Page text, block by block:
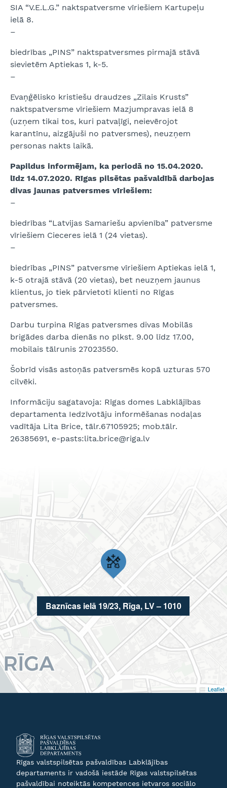
SIA “V.E.L.G.” naktspatversme vīriešiem Kartupeļu
ielā 8.
–
biedrības „PINS” naktspatversmes pirmajā stāvā
sievietēm Aptiekas 1, k-5.
–
Evaņģēlisko kristiešu draudzes „Zilais Krusts”
naktspatversme vīriešiem Mazjumpravas ielā 8
(uzņem tikai tos, kuri patvaļīgi, neievērojot
karantīnu, aizgājuši no patversmes), neuzņem
personas nakts laikā.
Papildus informējam, ka periodā no 15.04.2020.
līdz 14.07.2020. Rīgas pilsētas pašvaldībā darbojas
divas jaunas patversmes vīriešiem:
–
biedrības “Latvijas Samariešu apvienība” patversme
vīriešiem Cieceres ielā 1 (24 vietas).
–
biedrības „PINS” patversme vīriešiem Aptiekas ielā 1,
k-5 otrajā stāvā (20 vietas), bet neuzņem jaunus
klientus, jo tiek pārvietoti klienti no Rīgas
patversmes.
Darbu turpina Rīgas patversmes divas Mobilās
brigādes darba dienās no plkst. 9.00 līdz 17.00,
mobilais tālrunis 27023550.
Šobrīd visās astoņās patversmēs kopā uzturas 570
cilvēki.
Informāciju sagatavoja: Rīgas domes Labklājības
departamenta Iedzīvotāju informēšanas nodaļas
vadītāja Lita Brice, tālr.67105925; mob.tālr.
26385691, e-pasts:lita.brice@riga.lv
Baznīcas ielā 19/23, Rīga, LV – 1010
Leaflet
Rīgas valstspilsētas pašvaldības Labklājības
departaments ir vadošā iestāde Rīgas valstspilsētas
pašvaldībai noteiktās kompetences ietvaros sociālo